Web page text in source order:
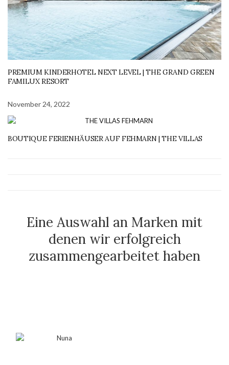
PREMIUM KINDERHOTEL NEXT LEVEL | THE GRAND GREEN
FAMILUX RESORT
November 24, 2022
BOUTIQUE FERIENHÄUSER AUF FEHMARN | THE VILLAS
Eine Auswahl an Marken mit
denen wir erfolgreich
zusammengearbeitet haben